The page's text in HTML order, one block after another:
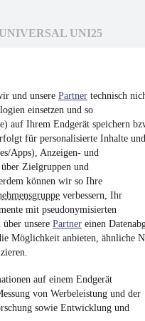
und unsere Partner technisch
einsetzen und so
auf Ihrem Endgerät speichern
für personalisierte Inhalte und
Apps), Anzeigen- und
Zielgruppen und
können wir so Ihre
verbessern, Ihr
mit pseudonymisierten
unsere Partner einen
Möglichkeit anbieten, ähnliche
auf einem Endgerät
von Werbeleistung und der
sowie Entwicklung und
UNI25
Kontakt
einfach
App installieren